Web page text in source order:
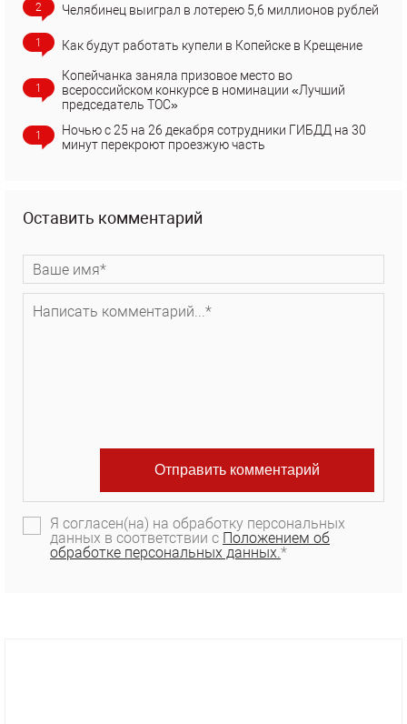
2 Челябинец выиграл в лотерею 5,6 миллионов рублей
1 Как будут работать купели в Копейске в Крещение
1
Копейчанка заняла призовое место во
всероссийском конкурсе в номинации «Лучший
председатель ТОС»
1
Ночью с 25 на 26 декабря сотрудники ГИБДД на 30
минут перекроют проезжую часть
Оставить комментарий
Я согласен(на) на обработку персональных
данных в соответствии с Положением об
обработке персональных данных.*